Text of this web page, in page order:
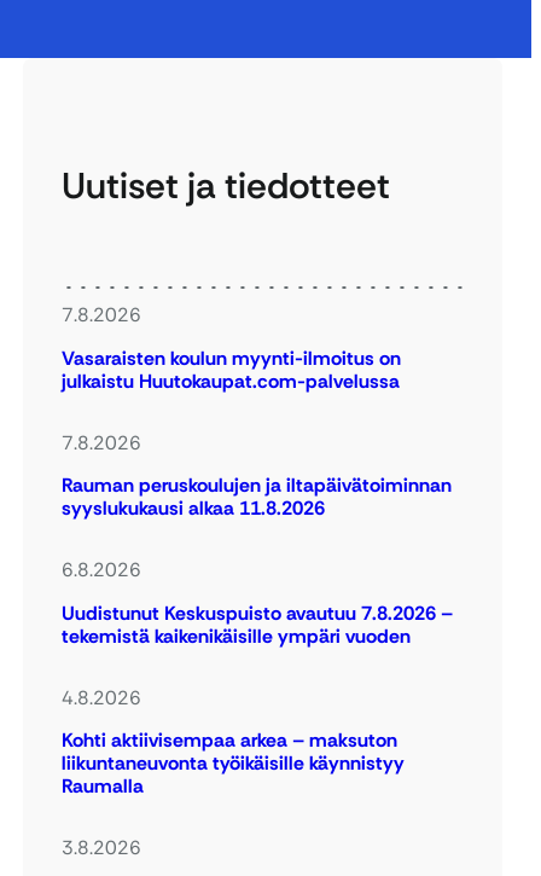
Uutiset ja tiedotteet
7.8.2026
Vasaraisten koulun myynti-ilmoitus on
julkaistu Huutokaupat.com-palvelussa
7.8.2026
Rauman peruskoulujen ja iltapäivätoiminnan
syyslukukausi alkaa 11.8.2026
6.8.2026
Uudistunut Keskuspuisto avautuu 7.8.2026 –
tekemistä kaikenikäisille ympäri vuoden
4.8.2026
Kohti aktiivisempaa arkea – maksuton
liikuntaneuvonta työikäisille käynnistyy
Raumalla
3.8.2026